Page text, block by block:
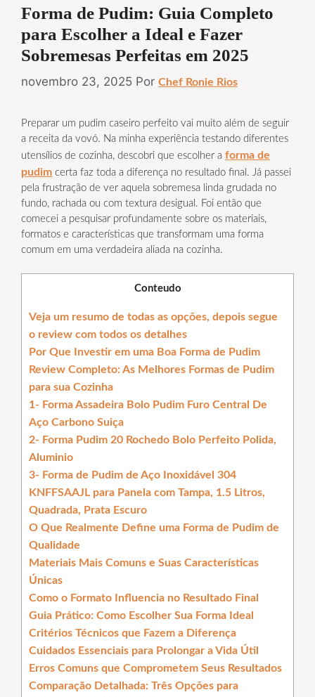
Forma de Pudim: Guia Completo
para Escolher a Ideal e Fazer
Sobremesas Perfeitas em 2025
novembro 23, 2025 Por Chef Ronie Rios
Preparar um pudim caseiro perfeito vai muito além de seguir
a receita da vovó. Na minha experiência testando diferentes
utensílios de cozinha, descobri que escolher a forma de
pudim certa faz toda a diferença no resultado final. Já passei
pela frustração de ver aquela sobremesa linda grudada no
fundo, rachada ou com textura desigual. Foi então que
comecei a pesquisar profundamente sobre os materiais,
formatos e características que transformam uma forma
comum em uma verdadeira aliada na cozinha.
Conteudo
Veja um resumo de todas as opções, depois segue
o review com todos os detalhes
Por Que Investir em uma Boa Forma de Pudim
Review Completo: As Melhores Formas de Pudim
para sua Cozinha
1- Forma Assadeira Bolo Pudim Furo Central De
Aço Carbono Suiça
2- Forma Pudim 20 Rochedo Bolo Perfeito Polida,
Aluminio
3- Forma de Pudim de Aço Inoxidável 304
KNFFSAAJL para Panela com Tampa, 1.5 Litros,
Quadrada, Prata Escuro
O Que Realmente Define uma Forma de Pudim de
Qualidade
Materiais Mais Comuns e Suas Características
Únicas
Como o Formato Influencia no Resultado Final
Guia Prático: Como Escolher Sua Forma Ideal
Critérios Técnicos que Fazem a Diferença
Cuidados Essenciais para Prolongar a Vida Útil
Erros Comuns que Comprometem Seus Resultados
Comparação Detalhada: Três Opções para